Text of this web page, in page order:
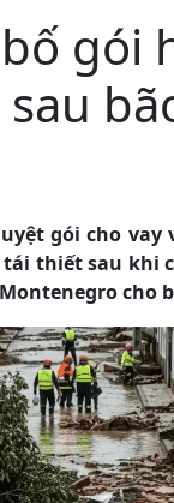
gói
gói cho
thiết sau khi
cho